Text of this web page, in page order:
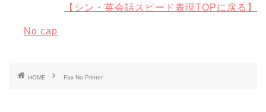
【シン・英会話スピード表現TOPに戻る】
No cap
HOME Fax No Printer